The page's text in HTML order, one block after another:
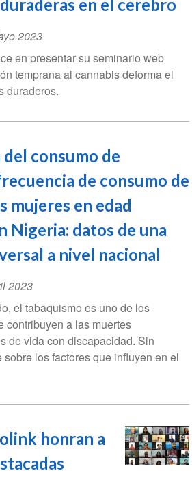
en el cerebro
2023
en presentar su seminario web
temprana al cannabis deforma el
duraderos.
consumo de
de consumo de
mujeres en edad
Nigeria: datos de una
a nivel nacional
2023
el tabaquismo es uno de los
contribuyen a las muertes
de vida con discapacidad. Sin
los factores que influyen en el
honran a